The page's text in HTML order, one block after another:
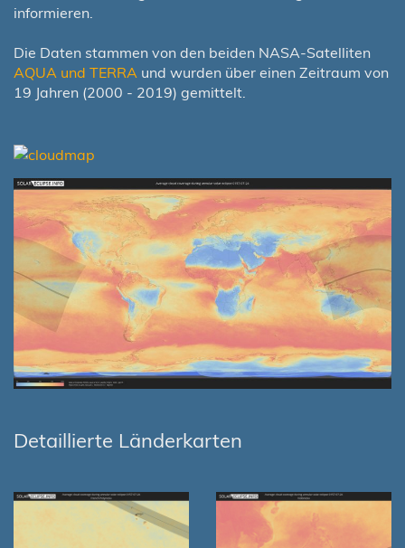
informieren.
Die Daten stammen von den beiden NASA-Satelliten
AQUA und TERRA und wurden über einen Zeitraum von
19 Jahren (2000 - 2019) gemittelt.
Detaillierte Länderkarten